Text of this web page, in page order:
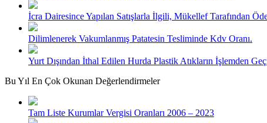
İcra Dairesince Yapılan Satışlarla İlgili, Mükellef Tarafından
Dilimlenerek Vakumlanmış Patatesin Tesliminde Kdv Oranı.
Yurt Dışından İthal Edilen Hurda Plastik Atıkların İşlemden
Bu Yıl En Çok Okunan Değerlendirmeler
Tam Liste Kurumlar Vergisi Oranları 2006 – 2023